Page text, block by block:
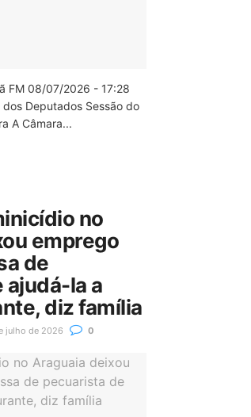
FM 08/07/2026 - 17:28
Deputados Sessão do
A Câmara...
no
emprego
de
ajudá-la a
diz família
julho de 2026 0